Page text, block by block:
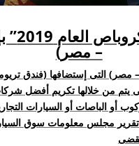
كينج
– مصر)
– مصر) التى إستضافها (فندق
من خلالها تكريم أفضل
أو الباصات أو السيارات